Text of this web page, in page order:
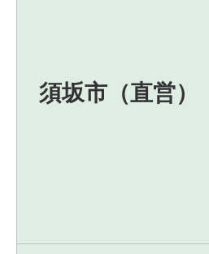
須坂市（直営）